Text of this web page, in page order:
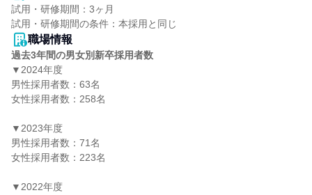
試用・研修期間：3ヶ月
職場情報
過去3年間の男女別新卒採用者数
▼2024年度
男性採用者数：63名
女性採用者数：258名
▼2023年度
男性採用者数：71名
女性採用者数：223名
▼2022年度